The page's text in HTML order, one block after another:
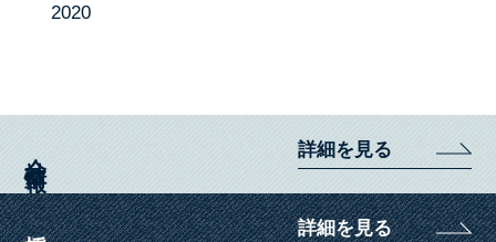
2020
詳細を見る
採用情報 詳細を見る